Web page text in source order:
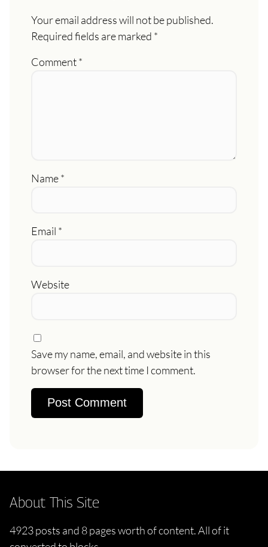
Your email address will not be published.
Required fields are marked *
Comment*
Name*
Email *
Website
Save my name, email, and website in this
browser for the next time I comment.
About This Site
4923 posts and 8 pages worth of content. All of it